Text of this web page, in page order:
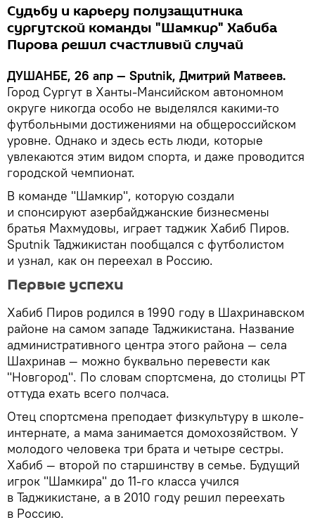
Судьбу и карьеру полузащитника
сургутской команды "Шамкир" Хабиба
Пирова решил счастливый случай
ДУШАНБЕ, 26 апр — Sputnik, Дмитрий Матвеев.
Город Сургут в Ханты-Мансийском автономном
округе никогда особо не выделялся какими-то
футбольными достижениями на общероссийском
уровне. Однако и здесь есть люди, которые
увлекаются этим видом спорта, и даже проводится
городской чемпионат.
В команде "Шамкир", которую создали
и спонсируют азербайджанские бизнесмены
братья Махмудовы, играет таджик Хабиб Пиров.
Sputnik Таджикистан пообщался с футболистом
и узнал, как он переехал в Россию.
Первые успехи
Хабиб Пиров родился в 1990 году в Шахринавском
районе на самом западе Таджикистана. Название
административного центра этого района — села
Шахринав — можно буквально перевести как
"Новгород". По словам спортсмена, до столицы РТ
оттуда ехать всего полчаса.
Отец спортсмена преподает физкультуру в школе-
интернате, а мама занимается домохозяйством. У
молодого человека три брата и четыре сестры.
Хабиб — второй по старшинству в семье. Будущий
игрок "Шамкира" до 11-го класса учился
в Таджикистане, а в 2010 году решил переехать
в Россию.